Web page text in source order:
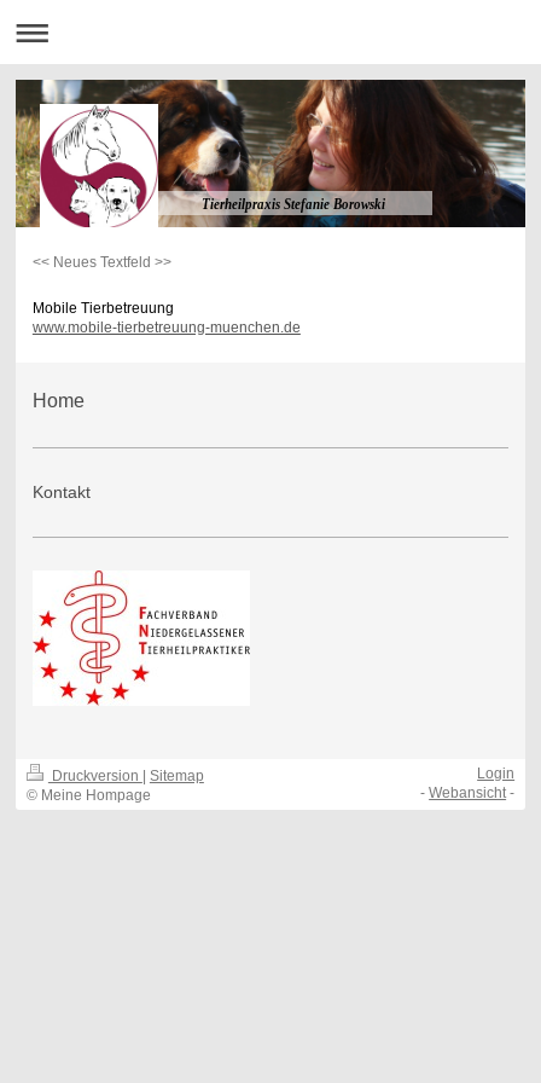
Tierheilpraxis Stefanie Borowski
<< Neues Textfeld >>
Mobile Tierbetreuung
www.mobile-tierbetreuung-muenchen.de
Home
Kontakt
Druckversion | Sitemap
© Meine Hompage
Login
-Webansicht-